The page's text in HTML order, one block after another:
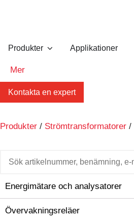
Produkter Applikationer
Mer
Kontakta en expert
Produkter / Strömtransformatorer /
Energimätare och analysatorer
Övervakningsreläer